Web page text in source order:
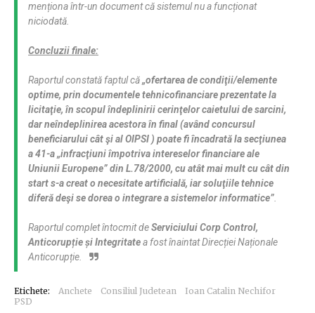
menționa într-un document că sistemul nu a funcționat
niciodată.
Concluzii finale:
Raportul constată faptul că„ofertarea de condiţii/elemente
optime, prin documentele tehnicofinanciare prezentate la
licitaţie, în scopul îndeplinirii cerinţelor caietului de sarcini,
dar neîndeplinirea acestora în final (având concursul
beneficiarului cât şi al OIPSI ) poate fi încadrată la secţiunea
a 41-a „infracţiuni împotriva intereselor financiare ale
Uniunii Europene” din L.78/2000, cu atât mai mult cu cât din
start s-a creat o necesitate artificială, iar soluţiile tehnice
diferă deşi se dorea o integrare a sistemelor informatice”
Raportul complet întocmit deServiciului Corp Control,
Anticorupție și Integritatea fost înaintat Direcției Naționale
Anticorupție.
Etichete: Anchete Consiliul Judetean
Ioan Catalin Nechifor
PSD